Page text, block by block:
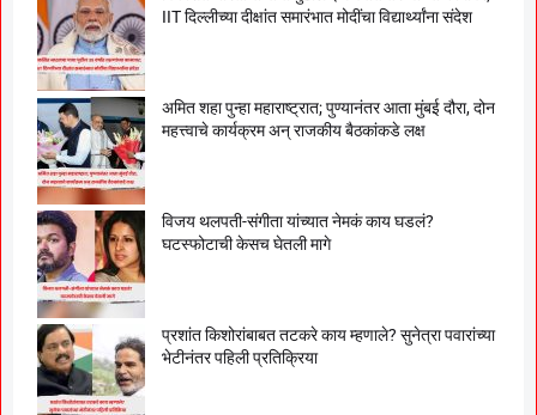
IIT दिल्लीच्या दीक्षांत समारंभात मोदींचा विद्यार्थ्यांना संदेश
अमित शहा पुन्हा महाराष्ट्रात; पुण्यानंतर आता मुंबई दौरा, दोन
महत्त्वाचे कार्यक्रम अन् राजकीय बैठकांकडे लक्ष
विजय थलपती-संगीता यांच्यात नेमकं काय घडलं?
घटस्फोटाची केसच घेतली मागे
प्रशांत किशोरांबाबत तटकरे काय म्हणाले? सुनेत्रा पवारांच्या
भेटीनंतर पहिली प्रतिक्रिया